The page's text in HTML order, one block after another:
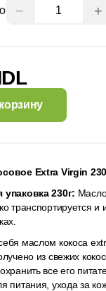
− +
Extra Virgin
упаковка 230г: Масло
транспортируется
маслом кокоса
из свежих
все его
питания, ухода за